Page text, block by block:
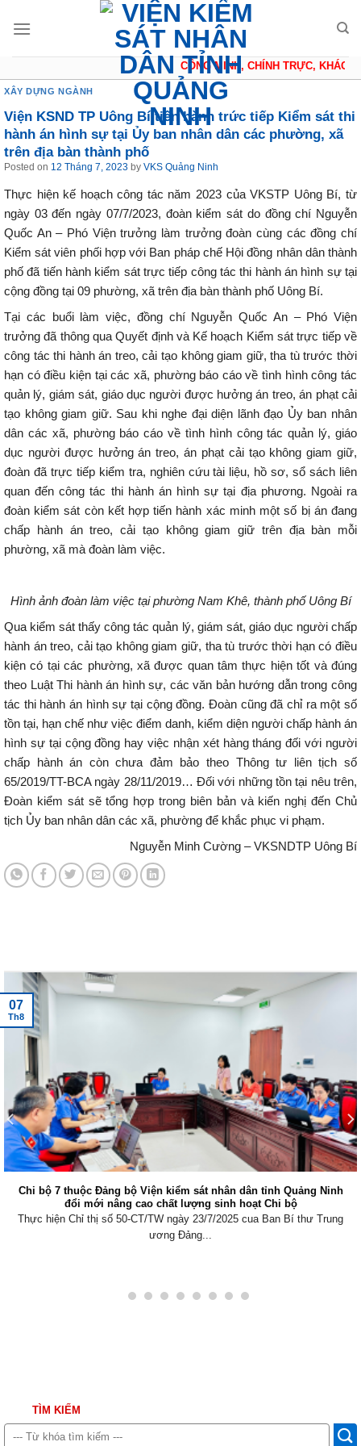
CÔNG MINH, CHÍNH TRỰC, KHÁCH
XÂY DỰNG NGÀNH
Viện KSND TP Uông Bí tiến hành trức tiếp Kiểm sát thi
hành án hình sự tại Ủy ban nhân dân các phường, xã
trên địa bàn thành phố
Posted on 12 Tháng 7, 2023 by VKS Quảng Ninh
Thực hiện kế hoạch công tác năm 2023 của VKSTP Uông Bí, từ
ngày 03 đến ngày 07/7/2023, đoàn kiểm sát do đồng chí Nguyễn
Quốc An – Phó Viện trưởng làm trưởng đoàn cùng các đồng chí
Kiểm sát viên phối hợp với Ban pháp chế Hội đồng nhân dân thành
phố đã tiến hành kiểm sát trực tiếp công tác thi hành án hình sự tại
cộng đồng tại 09 phường, xã trên địa bàn thành phố Uông Bí.
Tại các buổi làm việc, đồng chí Nguyễn Quốc An – Phó Viện
trưởng đã thông qua Quyết định và Kế hoạch Kiểm sát trực tiếp về
công tác thi hành án treo, cải tạo không giam giữ, tha tù trước thời
hạn có điều kiện tại các xã, phường báo cáo về tình hình công tác
quản lý, giám sát, giáo dục người được hưởng án treo, án phạt cải
tạo không giam giữ. Sau khi nghe đại diện lãnh đạo Ủy ban nhân
dân các xã, phường báo cáo về tình hình công tác quản lý, giáo
dục người được hưởng án treo, án phạt cải tạo không giam giữ,
đoàn đã trực tiếp kiểm tra, nghiên cứu tài liệu, hồ sơ, sổ sách liên
quan đến công tác thi hành án hình sự tại địa phương. Ngoài ra
đoàn kiểm sát còn kết hợp tiến hành xác minh một số bị án đang
chấp hành án treo, cải tạo không giam giữ trên địa bàn mỗi
phường, xã mà đoàn làm việc.
Hình ảnh đoàn làm việc tại phường Nam Khê, thành phố Uông Bí
Qua kiểm sát thấy công tác quản lý, giám sát, giáo dục người chấp
hành án treo, cải tạo không giam giữ, tha tù trước thời hạn có điều
kiện có tại các phường, xã được quan tâm thực hiện tốt và đúng
theo Luật Thi hành án hình sự, các văn bản hướng dẫn trong công
tác thi hành án hình sự tại cộng đồng. Đoàn cũng đã chỉ ra một số
tồn tại, hạn chế như việc điểm danh, kiểm diện người chấp hành án
hình sự tại cộng đồng hay việc nhận xét hàng tháng đối với người
chấp hành án còn chưa đảm bảo theo Thông tư liên tịch số
65/2019/TT-BCA ngày 28/11/2019… Đối với những tồn tại nêu trên,
Đoàn kiểm sát sẽ tổng hợp trong biên bản và kiến nghị đến Chủ
tịch Ủy ban nhân dân các xã, phường để khắc phục vi phạm.
Nguyễn Minh Cường – VKSNDTP Uông Bí
Chi bộ 7 thuộc Đảng bộ Viện kiểm sát nhân dân tỉnh Quảng Ninh
đổi mới nâng cao chất lượng sinh hoạt Chi bộ
Thực hiện Chỉ thị số 50-CT/TW ngày 23/7/2025 cua Ban Bí thư Trung
ương Đảng...
07
Th8
TÌM KIẾM